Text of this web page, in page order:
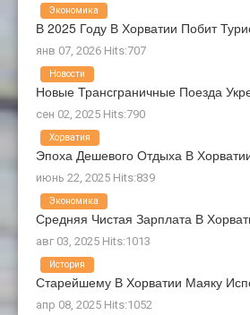
В 2025 Году В Хорватии Побит
янв 07, 2026 Hits:707
Экономика
Новые Трансграничные Поезда
сен 02, 2025 Hits:790
Новости
Эпоха Дешевого Отдыха В
июнь 22, 2025 Hits:839
Хорватия
Средняя Чистая Зарплата В
авг 03, 2025 Hits:1013
Экономика
Старейшему В Хорватии Маяку
апр 08, 2025 Hits:1052
История